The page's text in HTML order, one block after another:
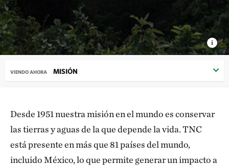
VIENDO AHORA MISIÓN
Desde 1951 nuestra misión en el mundo es conservar
las tierras y aguas de la que depende la vida. TNC
está presente en más que 81 países del mundo,
incluido México, lo que permite generar un impacto a